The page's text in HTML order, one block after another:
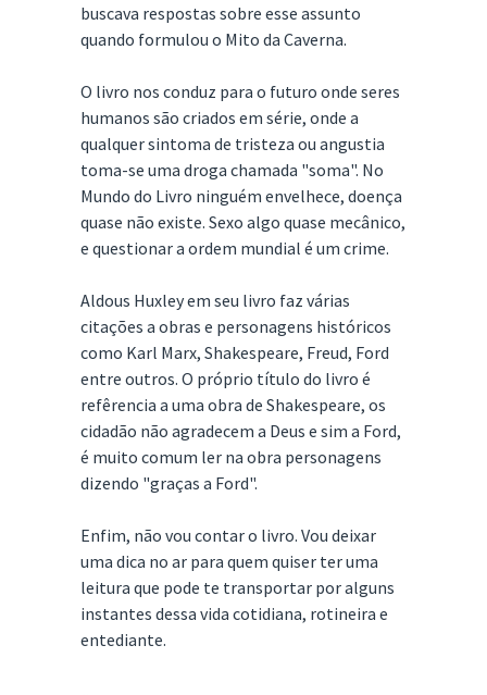
buscava respostas sobre esse assunto
quando formulou o Mito da Caverna.
O livro nos conduz para o futuro onde seres
humanos são criados em série, onde a
qualquer sintoma de tristeza ou angustia
toma-se uma droga chamada "soma". No
Mundo do Livro ninguém envelhece, doença
quase não existe. Sexo algo quase mecânico,
e questionar a ordem mundial é um crime.
Aldous Huxley em seu livro faz várias
citações a obras e personagens históricos
como Karl Marx, Shakespeare, Freud, Ford
entre outros. O próprio título do livro é
refêrencia a uma obra de Shakespeare, os
cidadão não agradecem a Deus e sim a Ford,
é muito comum ler na obra personagens
dizendo "graças a Ford".
Enfim, não vou contar o livro. Vou deixar
uma dica no ar para quem quiser ter uma
leitura que pode te transportar por alguns
instantes dessa vida cotidiana, rotineira e
entediante.